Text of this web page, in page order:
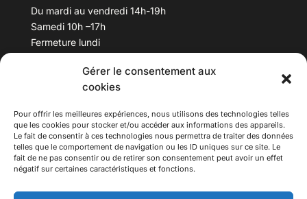
Gérer le consentement aux
cookies
Pour offrir les meilleures expériences, nous utilisons des technologies telles
que les cookies pour stocker et/ou accéder aux informations des appareils.
Le fait de consentir à ces technologies nous permettra de traiter des données
telles que le comportement de navigation ou les ID uniques sur ce site. Le
fait de ne pas consentir ou de retirer son consentement peut avoir un effet
négatif sur certaines caractéristiques et fonctions.
Du mardi au vendredi 14h-19h
Samedi 10h –17h
Fermeture lundi
Téléphone : 04 78 53 06 40
maisondesculturesasiatiques@asiexpo.com